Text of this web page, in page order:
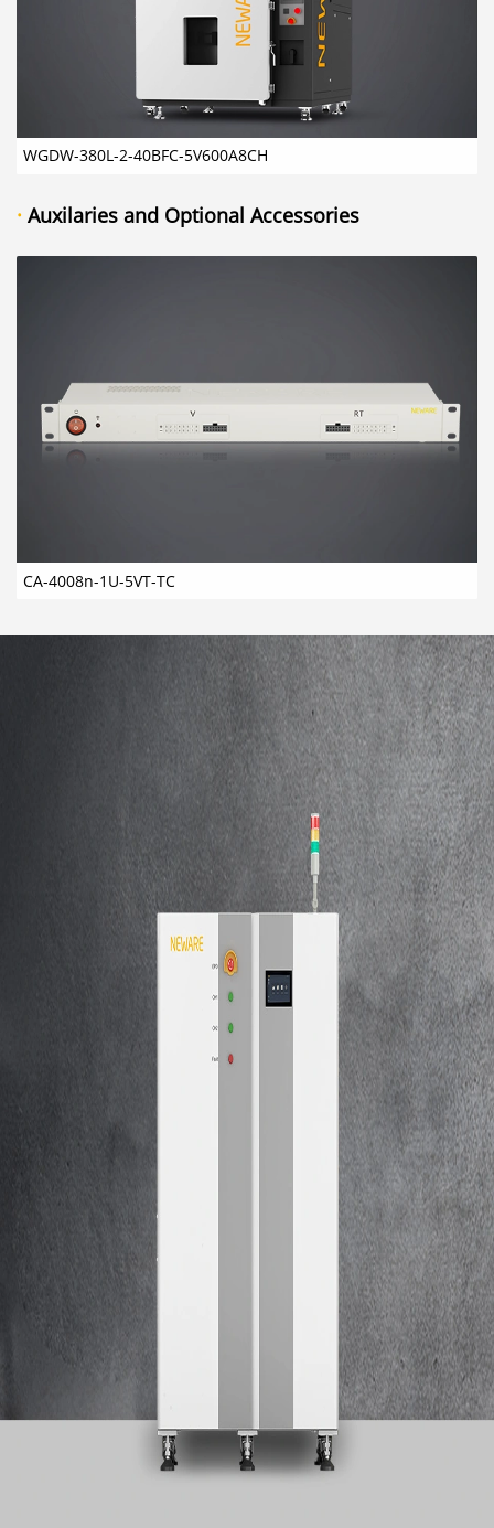
WGDW-380L-2-40BFC-5V600A8CH
· Auxilaries and Optional Accessories
CA-4008n-1U-5VT-TC